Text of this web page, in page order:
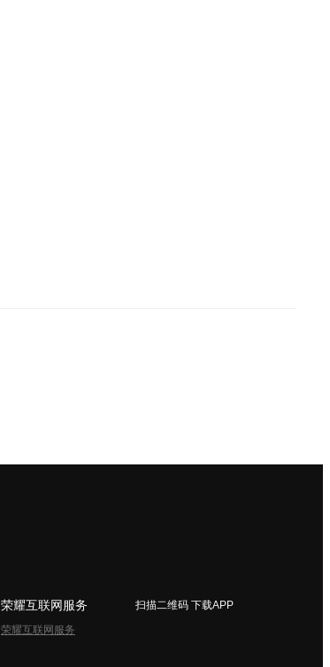
荣耀互联网服务
荣耀互联网服务
扫描二维码 下载APP